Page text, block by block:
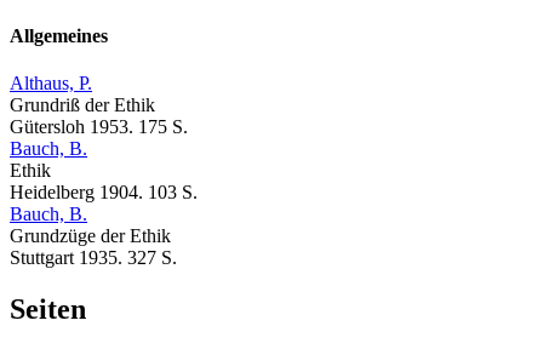
Allgemeines
Althaus, P.
Grundriß der Ethik
Gütersloh 1953. 175 S.
Bauch, B.
Ethik
Heidelberg 1904. 103 S.
Bauch, B.
Grundzüge der Ethik
Stuttgart 1935. 327 S.
Seiten